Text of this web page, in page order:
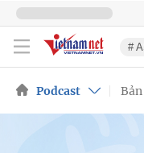
#
Podcast